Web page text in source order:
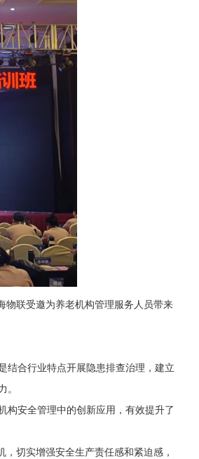
物联受邀为养老机构管理服务人员带来
结合行业特点开展隐患排查治理，建立
。
构安全管理中的创新应用，有效提升了
切实增强安全生产责任感和紧迫感，